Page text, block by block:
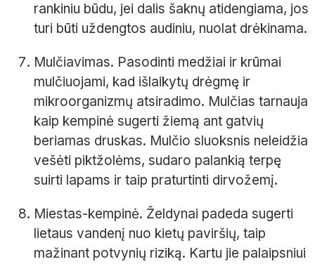
rankiniu būdu, jei dalis šaknų atidengiama, jos
turi būti uždengtos audiniu, nuolat drėkinama.
Mulčiavimas. Pasodinti medžiai ir krūmai
mulčiuojami, kad išlaikytų drėgmę ir
mikroorganizmų atsiradimo. Mulčias tarnauja
kaip kempinė sugerti žiemą ant gatvių
beriamas druskas. Mulčio sluoksnis neleidžia
vešėti piktžolėms, sudaro palankią terpę
suirti lapams ir taip praturtinti dirvožemį.
Miestas-kempinė. Želdynai padeda sugerti
lietaus vandenį nuo kietų paviršių, taip
mažinant potvynių riziką. Kartu jie palaipsniui